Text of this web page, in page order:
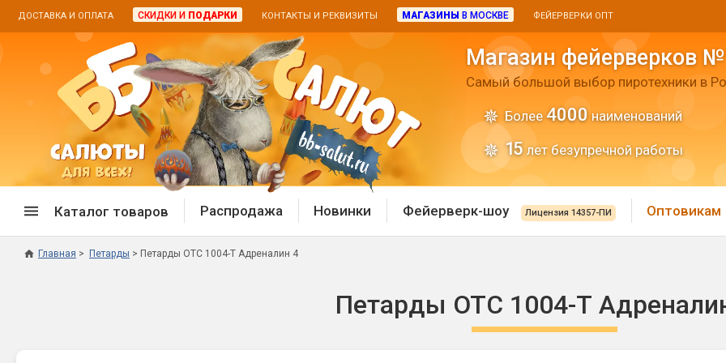
ДОСТАВКА И ОПЛАТА СКИДКИ И ПОДАРКИ КОНТАКТЫ И РЕКВИЗИТЫ МАГАЗИНЫ В МОСКВЕ ФЕЙЕРВЕРКИ ОПТ
Магазин фейерверков
Самый большой выбор пиротехники в
Более 4000 наименований
15 лет безупречной работы
Каталог товаров
Дневные батареи
Хлопушки и
Распродажа Новинки Фейерверк-шоу Лицензия 14357-ПИ Оптовикам
Главная Петарды Петарды ОТС 1004-Т Адреналин 4
Петарды ОТС 1004-Т